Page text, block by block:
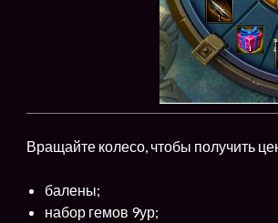
Вращайте колесо, чтобы получить
балены;
набор гемов 9ур;